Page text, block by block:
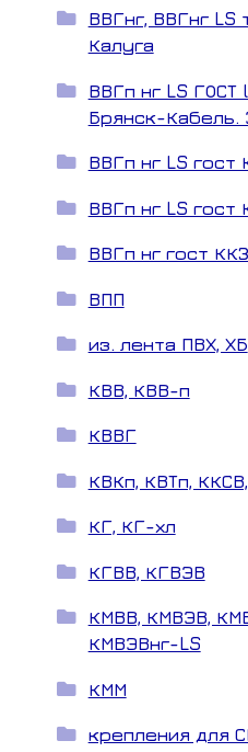
ВВГнг, ВВГнг LS
Калуга
ВВГп нг LS
Брянск-Кабель.
ВВГп нг LS гост
ВВГп нг LS гост
ВВГп нг гост
ВПП
из. лента ПВХ, ХБ
КВВ, КВВ-п
КВВГ
КВКп, КВТп,
КГ, КГ-хл
КГВВ, КГВЭВ
КМВВ, КМВЭВ,
КМВЭВнг-LS
КММ
крепления для